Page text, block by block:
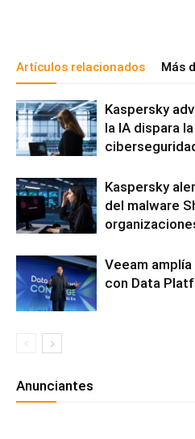
Artículos relacionados Más
Kaspersky
la IA dispara
Kaspersky
del malware
Veeam
con Data
Anunciantes